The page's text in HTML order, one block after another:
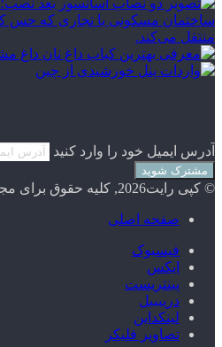
آدرس ایمیل خود را وارد کنید
© کپی رایت2026, کلیه حقوق برای مجله یک آموزگار محفوظ است.
صفحه اصلی
فیسبوک
ایکس
پینتریست
دریبببل
لینکداین
تصاویر فلیکر